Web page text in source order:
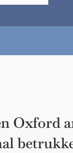
Oxford